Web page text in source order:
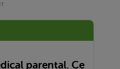
parental. Ce